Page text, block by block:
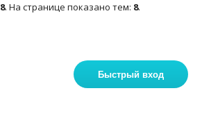
8. На странице показано тем: 8.